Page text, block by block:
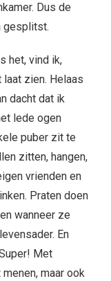
Dus de
gesplitst.
het, vind ik,
zien. Helaas
dacht dat ik
lede ogen
puber zit te
zitten, hangen,
vrienden en
Praten doen
wanneer ze
En
Met
maar ook